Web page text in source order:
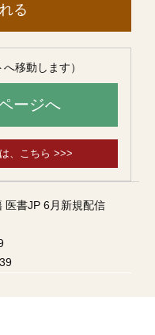
る
移動します）
ージへ
、こちら >>>
医書JP 6月新規配信